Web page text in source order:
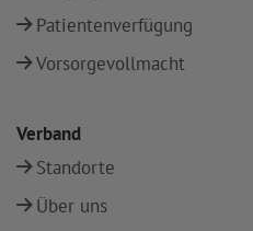
Patientenverfügung
Vorsorgevollmacht
Verband
Standorte
Über uns